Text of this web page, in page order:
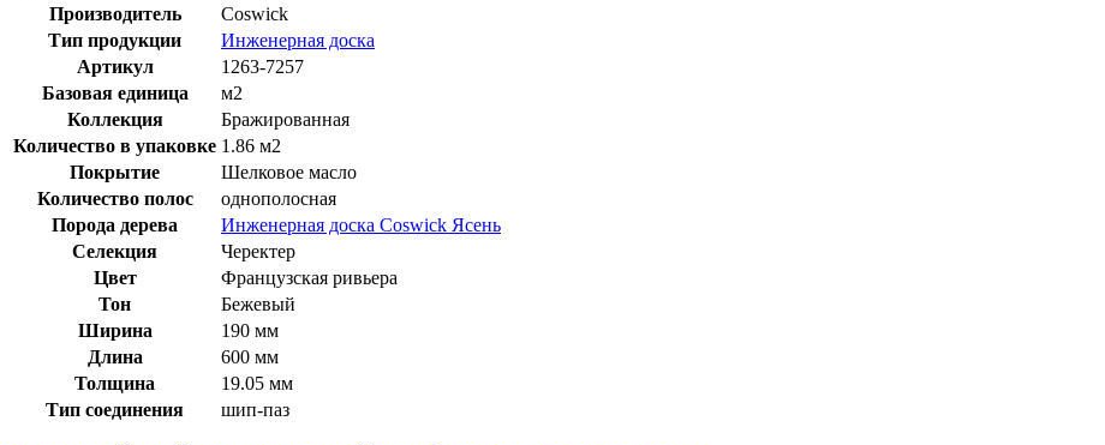
Производитель
Coswick
Тип продукции
Инженерная доска
Артикул
1263-7257
Базовая единица
м2
Коллекция
Бражированная
Количество в упаковке 1.86 м2
Покрытие
Шелковое масло
Количество полос
однополосная
Порода дерева
Инженерная доска Coswick Ясень
Селекция
Черектер
Цвет
Французская ривьера
Тон
Бежевый
Ширина
190 мм
Длина
600 мм
Толщина
19.05 мм
Тип соединения
шип-паз